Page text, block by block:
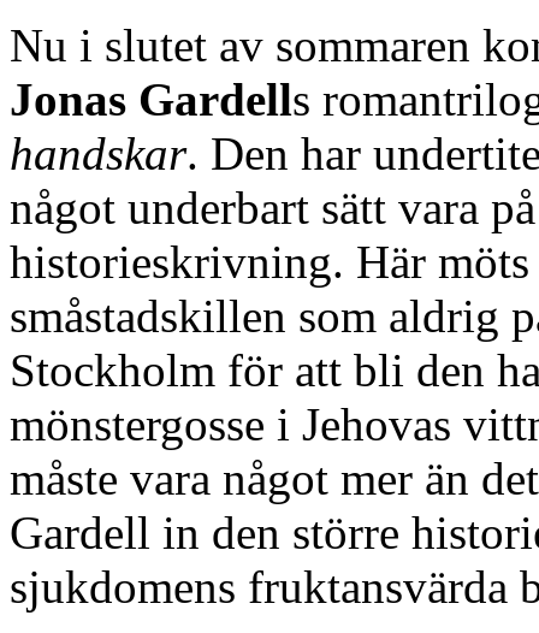
Nu i slutet av sommaren
Jonas Gardells
handskar. Den har
något underbart sätt vara
historieskrivning. Här möts
småstadskillen som aldrig
Stockholm för att bli den
mönstergosse i Jehovas
måste vara något mer än
Gardell in den större
sjukdomens fruktansvärda